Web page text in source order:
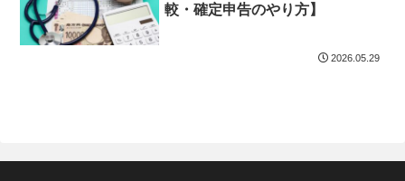
較・確定申告のやり方】
2026.05.29